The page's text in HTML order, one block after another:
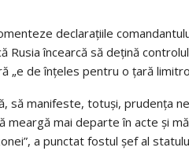
declaraţiile
Rusia încearcă să deţină
„e de înţeles pentru o ţară
să manifeste, totuşi, prudenţa
meargă mai departe în acte şi
a punctat fostul şef al